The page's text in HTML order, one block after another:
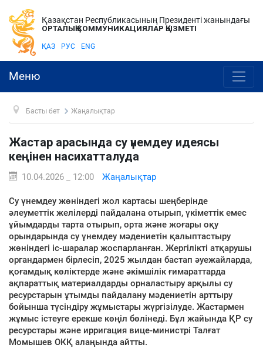
Қазақстан Республикасының Президенті жанындағы
ОРТАЛЫҚ КОММУНИКАЦИЯЛАР ҚЫЗМЕТІ
ҚАЗ РУС ENG
Меню
Басты бет Жаңалықтар
Жастар арасында су үнемдеу идеясы
кеңінен насихатталуда
10.04.2026 _ 12:00 Жаңалықтар
Су үнемдеу жөніндегі жол картасы шеңберінде
әлеуметтік желілерді пайдалана отырып, үкіметтік емес
ұйымдарды тарта отырып, орта және жоғары оқу
орындарында су үнемдеу мәдениетін қалыптастыру
жөніндегі іс-шаралар жоспарланған. Жергілікті атқарушы
органдармен бірлесіп, 2025 жылдан бастап әуежайларда,
қоғамдық көліктерде және әкімшілік ғимараттарда
ақпараттық материалдарды орналастыру арқылы су
ресурстарын ұтымды пайдалану мәдениетін арттыру
бойынша түсіндіру жұмыстары жүргізілуде. Жастармен
жұмыс істеуге ерекше көңіл бөлінеді. Бұл жайында ҚР су
ресурстары және ирригация вице-министрі Талғат
Момышев ОКҚ алаңында айтты.